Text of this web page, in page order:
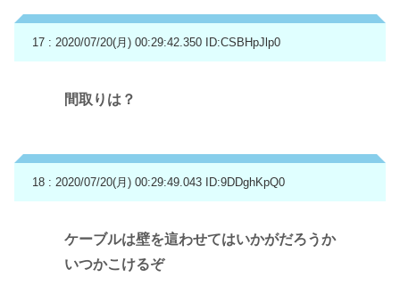
17 : 2020/07/20(月) 00:29:42.350 ID:CSBHpJlp0
間取りは？
18 : 2020/07/20(月) 00:29:49.043 ID:9DDghKpQ0
ケーブルは壁を這わせてはいかがだろうか
いつかこけるぞ